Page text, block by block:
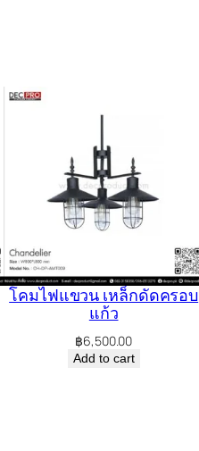
โคมไฟแขวน เหล็กดัดครอบ
แก้ว
฿6,500.00
Add to cart